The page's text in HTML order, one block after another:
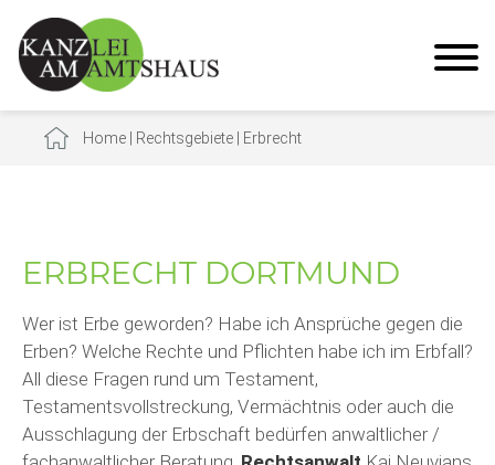
Home Rechtsgebiete Erbrecht
ERBRECHT DORTMUND
Wer ist Erbe geworden? Habe ich Ansprüche gegen die
Erben? Welche Rechte und Pflichten habe ich im Erbfall?
All diese Fragen rund um Testament,
Testamentsvollstreckung, Vermächtnis oder auch die
Ausschlagung der Erbschaft bedürfen anwaltlicher /